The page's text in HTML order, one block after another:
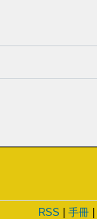
RSS 手冊|